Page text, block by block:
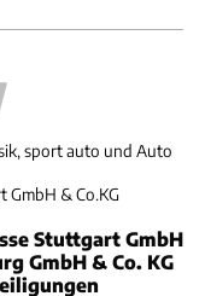
sport auto und Auto
& Co.KG
Stuttgart GmbH
GmbH & Co. KG